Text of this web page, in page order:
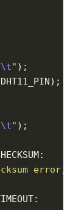
\t" );
\t" );
error,